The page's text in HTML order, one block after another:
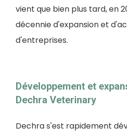
vient que bien plus tard, en
décennie d'expansion et
d'entreprises.
Développement et
Dechra Veterinary
Dechra s'est rapidement